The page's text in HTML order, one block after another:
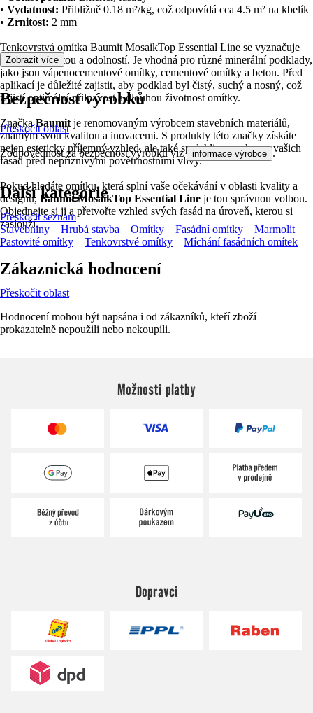
• Vydatnost: Přibližně 0.18 m²/kg, což odpovídá cca 4.5 m² na kbelík
• Zrnitost: 2 mm
Tenkovrstvá omítka Baumit MosaikTop Essential Line se vyznačuje
vysokou kvalitou a odolností. Je vhodná pro různé minerální podklady,
jako jsou vápenocementové omítky, cementové omítky a beton. Před
aplikací je důležité zajistit, aby podklad byl čistý, suchý a nosný, což
zajistí optimální přilnavost a dlouhou životnost omítky.
ZnačkaBaumit je renomovaným výrobcem stavebních materiálů,
známým svou kvalitou a inovacemi. S produkty této značky získáte
nejen esteticky příjemný vzhled, ale také spolehlivou ochranu vašich
fasád před nepříznivými povětrnostními vlivy.
Pokud hledáte omítku, která splní vaše očekávání v oblasti kvality a
designu, Baumit MosaikTop Essential Line je tou správnou volbou.
Objednejte si ji a přetvořte vzhled svých fasád na úroveň, kterou si
zaslouží.
Zobrazit více
Bezpečnost výrobků
Přeskočit oblast
Zodpovědnost za bezpečnost výrobku viz informace výrobce .
Další kategorie
Přeskočit seznam
Stavebniny
Hrubá stavba Omítky Fasádní omítky
Marmolit
Pastovité omítky
Tenkovrstvé omítky Míchání fasádních omítek
Zákaznická hodnocení
Přeskočit oblast
Hodnocení mohou být napsána i od zákazníků, kteří zboží
prokazatelně nepoužili nebo nekoupili.
Možnosti platby
Dopravci